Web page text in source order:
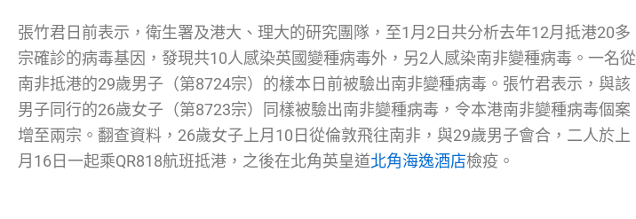
張竹君日前表示，衛生署及港大、理大的研究團隊，至1月2日共分析去年12月抵港20多
宗確診的病毒基因，發現共10人感染英國變種病毒外，另2人感染南非變種病毒。一名從
南非抵港的29歲男子（第8724宗）的樣本日前被驗出南非變種病毒。張竹君表示，與該
男子同行的26歲女子（第8723宗）同樣被驗出南非變種病毒，令本港南非變種病毒個案
增至兩宗。翻查資料，26歲女子上月10日從倫敦飛往南非，與29歲男子會合，二人於上
月16日一起乘QR818航班抵港，之後在北角英皇道北角海逸酒店檢疫。